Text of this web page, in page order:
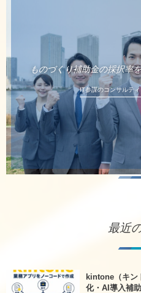
ものづくり補助金の採択率
IT参謀のコンサルテ
最近
kintone（キン
化・AI導入補